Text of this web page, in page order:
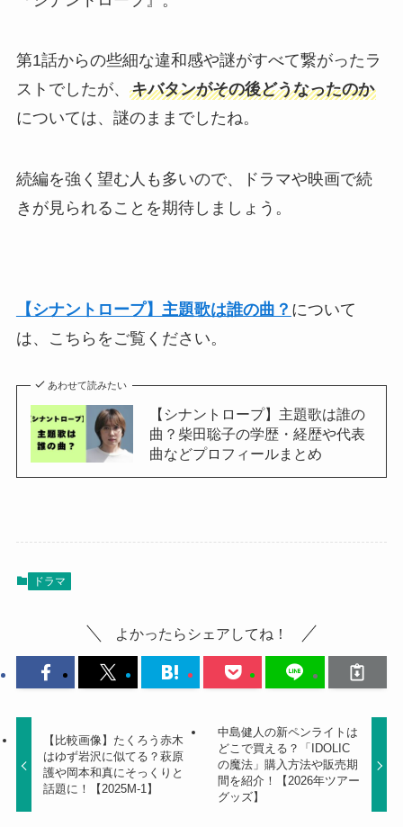
第1話からの些細な違和感や謎がすべて繋がったラ
ストでしたが、 キバタンがその後どうなったのか
については、謎のままでしたね。
続編を強く望む人も多いので、ドラマや映画で続
きが見られることを期待しましょう。
【シナントロープ】主題歌は誰の曲？ について
は、こちらをご覧ください。
あわせて読みたい
【シナントロープ】主題歌は誰の
曲？柴田聡子の学歴・経歴や代表
曲などプロフィールまとめ
ドラマ
よかったらシェアしてね！
【比較画像】たくろう赤木
はゆず岩沢に似てる？萩原
護や岡本和真にそっくりと
話題に！【2025M-1】
中島健人の新ペンライトは
どこで買える？「IDOLIC
の魔法」購入方法や販売期
間を紹介！【2026年ツアー
グッズ】